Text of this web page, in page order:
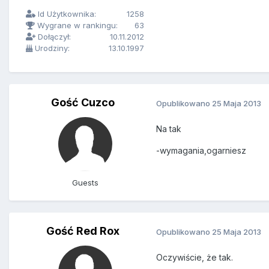
Id Użytkownika:
1258
Wygrane w rankingu:
63
Dołączył:
10.11.2012
Urodziny:
13.10.1997
Gość Cuzco
Guests
Opublikowano 25 Maja 2013
Na tak
-wymagania,ogarniesz
Gość Red Rox Opublikowano 25 Maja 2013
Oczywiście, że tak.